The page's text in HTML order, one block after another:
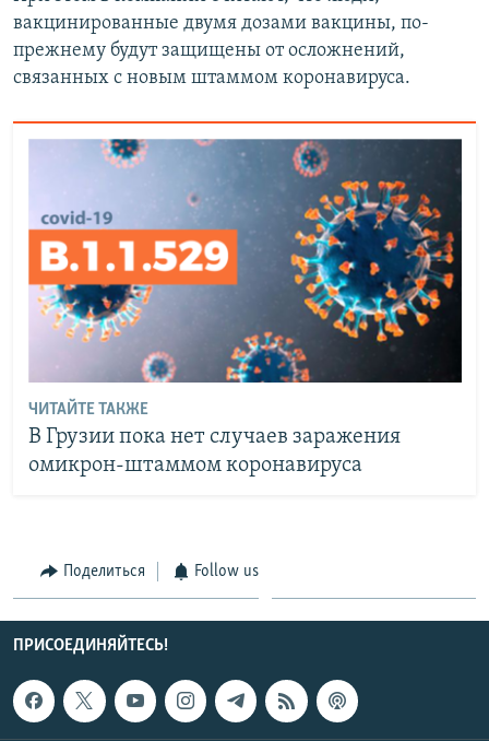
вакцинированные двумя дозами вакцины, по-
прежнему будут защищены от осложнений,
связанных с новым штаммом коронавируса.
ЧИТАЙТЕ ТАКЖЕ
В Грузии пока нет случаев заражения
омикрон-штаммом коронавируса
Поделиться Follow us
ПРИСОЕДИНЯЙТЕСЬ!